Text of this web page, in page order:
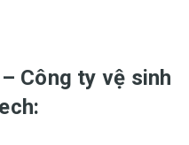
Công ty vệ sinh